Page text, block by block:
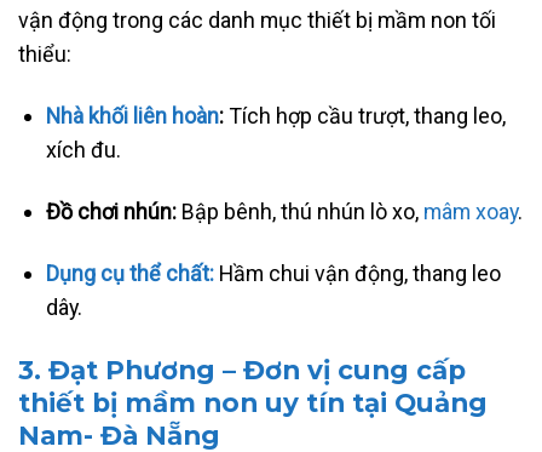
vận động trong các danh mục thiết bị mầm non tối
thiểu:
Nhà khối liên hoàn: Tích hợp cầu trượt, thang leo,
xích đu.
Đồ chơi nhún: Bập bênh, thú nhún lò xo, mâm xoay.
Dụng cụ thể chất: Hầm chui vận động, thang leo
dây.
3. Đạt Phương – Đơn vị cung cấp
thiết bị mầm non uy tín tại Quảng
Nam- Đà Nẵng